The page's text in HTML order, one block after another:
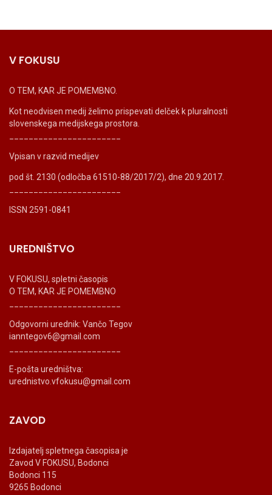
V FOKUSU
O TEM, KAR JE POMEMBNO.
Kot neodvisen medij želimo prispevati delček k pluralnosti
slovenskega medijskega prostora.
Vpisan v razvid medijev
pod št. 2130 (odločba 61510-88/2017/2), dne 20.9.2017.
ISSN 2591-0841
UREDNIŠTVO
V FOKUSU, spletni časopis
O TEM, KAR JE POMEMBNO
Odgovorni urednik: Vančo Tegov
ianntegov6@gmail.com
E-pošta uredništva:
urednistvo.vfokusu@gmail.com
ZAVOD
Izdajatelj spletnega časopisa je
Zavod V FOKUSU, Bodonci
Bodonci 115
9265 Bodonci